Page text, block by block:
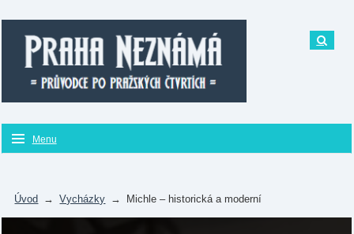
Menu
Úvod → Vycházky → Michle – historická a moderní